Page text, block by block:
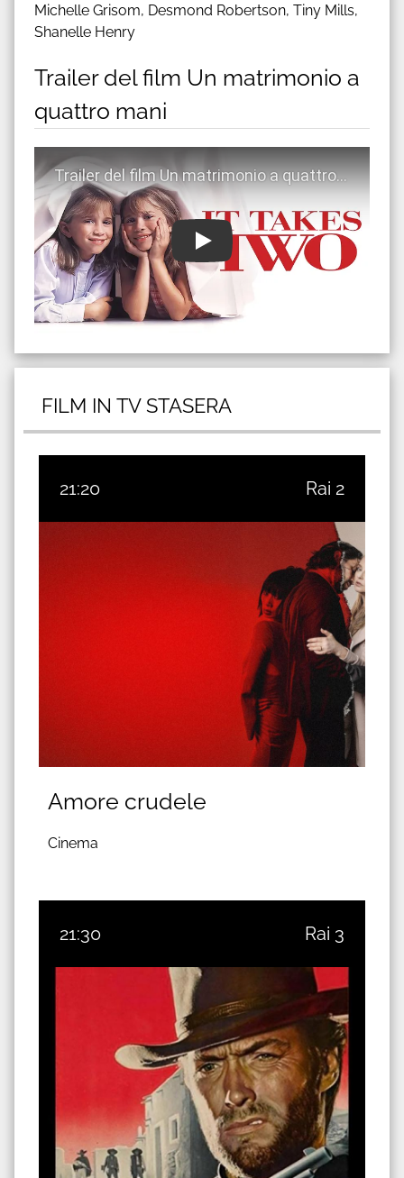
Michelle Grisom, Desmond Robertson, Tiny Mills,
Shanelle Henry
Trailer del film Un matrimonio a
quattro mani
Guarda trailer del film Un matrimonio a quattro mani
FILM IN TV STASERA
21:20 Rai 2
Amore crudele
Cinema
21:30 Rai 3